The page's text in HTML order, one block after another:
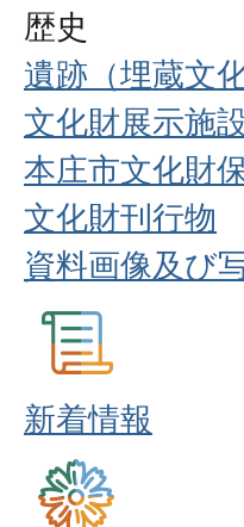
歴史
遺跡（埋蔵文
文化財展示施
本庄市文化財
文化財刊行物
資料画像及び
新着情報